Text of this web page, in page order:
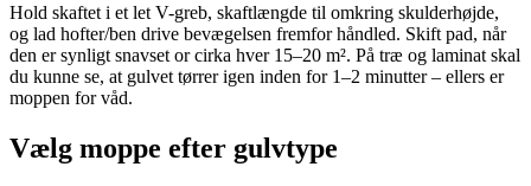
Hold skaftet i et let V-greb, skaftlængde til omkring skulderhøjde,
og lad hofter/ben drive bevægelsen fremfor håndled. Skift pad, når
den er synligt snavset or cirka hver 15–20 m². På træ og laminat skal
du kunne se, at gulvet tørrer igen inden for 1–2 minutter – ellers er
moppen for våd.
Vælg moppe efter gulvtype